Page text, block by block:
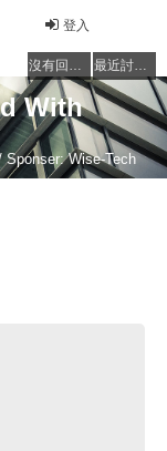
登入
沒有回覆的主題 最近討論的主題
With
Sponser: Wise-Tech